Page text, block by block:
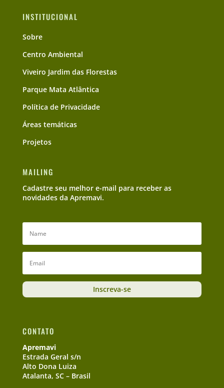
INSTITUCIONAL
Sobre
Centro Ambiental
Viveiro Jardim das Florestas
Parque Mata Atlântica
Política de Privacidade
Áreas temáticas
Projetos
MAILING
Cadastre seu melhor e-mail para receber as
novidades da Apremavi.
Inscreva-se
CONTATO
Apremavi
Estrada Geral s/n
Alto Dona Luiza
Atalanta, SC – Brasil